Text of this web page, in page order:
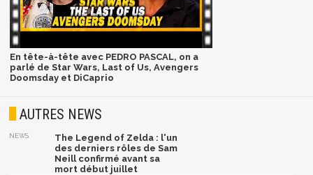
En tête-à-tête avec PEDRO PASCAL, on a
parlé de Star Wars, Last of Us, Avengers
Doomsday et DiCaprio
AUTRES NEWS
NEWS
The Legend of Zelda : l'un
des derniers rôles de Sam
Neill confirmé avant sa
mort début juillet